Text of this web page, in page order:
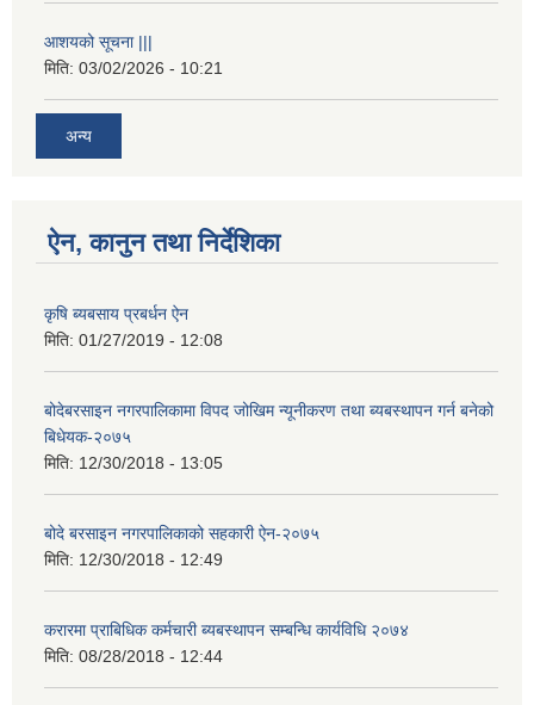
आशयको सूचना |||
मिति: 03/02/2026 - 10:21
अन्य
ऐन, कानुन तथा निर्देशिका
कृषि ब्यबसाय प्रबर्धन ऐन
मिति: 01/27/2019 - 12:08
बोदेबरसाइन नगरपालिकामा विपद जोखिम न्यूनीकरण तथा ब्यबस्थापन गर्न बनेको
बिधेयक-२०७५
मिति: 12/30/2018 - 13:05
बोदे बरसाइन नगरपालिकाको सहकारी ऐन-२०७५
मिति: 12/30/2018 - 12:49
करारमा प्राबिधिक कर्मचारी ब्यबस्थापन सम्बन्धि कार्यविधि २०७४
मिति: 08/28/2018 - 12:44